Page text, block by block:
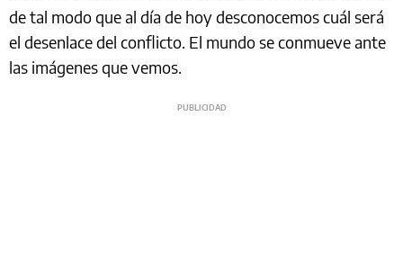
de tal modo que al día de hoy desconocemos cuál será
el desenlace del conflicto. El mundo se conmueve ante
las imágenes que vemos.